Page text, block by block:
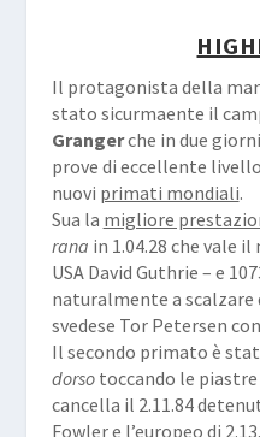
Il protagonista della
stato sicurmaente il
Grangerche in due
prove di eccellente
nuovi primati mondiali.
Sua la migliore
rana in 1.04.28 che vale il
USA David Guthrie – e
naturalmente a scalzare
svedese Tor Petersen
Il secondo primato è
dorsotoccando le piastre
cancella il 2.11.84
Fowler e l’europeo di